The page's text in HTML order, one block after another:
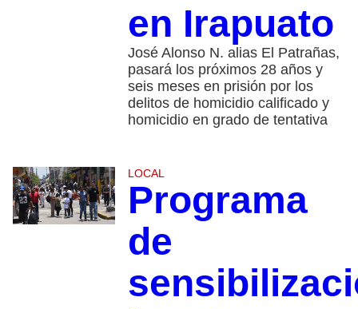
en Irapuato
José Alonso N. alias El Patrañas,
pasará los próximos 28 años y
seis meses en prisión por los
delitos de homicidio calificado y
homicidio en grado de tentativa
LOCAL
Programa
de